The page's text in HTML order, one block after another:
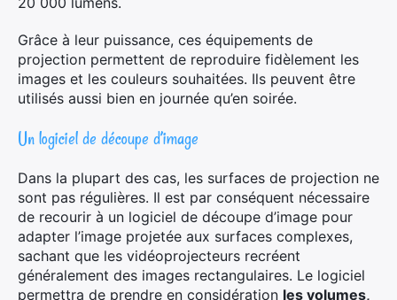
Grâce à leur puissance, ces équipements de
projection permettent de reproduire fidèlement les
images et les couleurs souhaitées. Ils peuvent être
utilisés aussi bien en journée qu’en soirée.
Un logiciel de découpe d’image
Dans la plupart des cas, les surfaces de projection ne
sont pas régulières. Il est par conséquent nécessaire
de recourir à un logiciel de découpe d’image pour
adapter l’image projetée aux surfaces complexes,
sachant que les vidéoprojecteurs recréent
généralement des images rectangulaires. Le logiciel
permettra de prendre en considération les volumes,